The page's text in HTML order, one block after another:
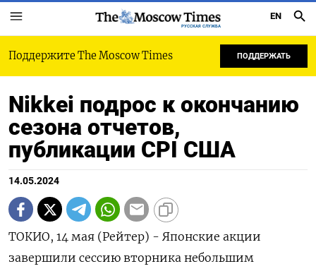
РУССКАЯ СЛУЖБА
EN
Поддержите The Moscow Times ПОДДЕРЖАТЬ
Nikkei подрос к окончанию
сезона отчетов,
публикации CPI США
14.05.2024
ТОКИО, 14 мая (Рейтер) - Японские акции
завершили сессию вторника небольшим